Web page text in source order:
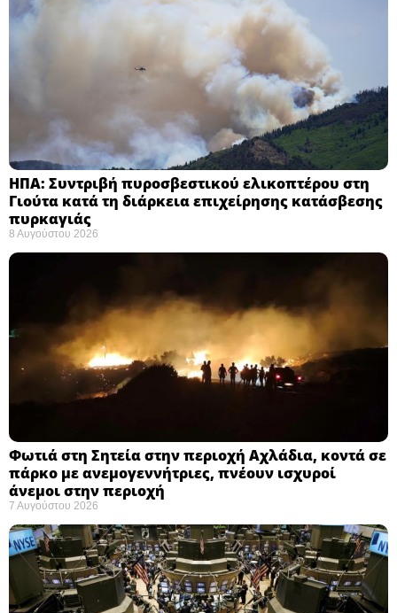
ΗΠΑ: Συντριβή πυροσβεστικού ελικοπτέρου στη
Γιούτα κατά τη διάρκεια επιχείρησης κατάσβεσης
πυρκαγιάς ​
8 Αυγούστου 2026
Φωτιά στη Σητεία στην περιοχή Αχλάδια, κοντά σε
πάρκο με ανεμογεννήτριες, πνέουν ισχυροί
άνεμοι στην περιοχή
7 Αυγούστου 2026